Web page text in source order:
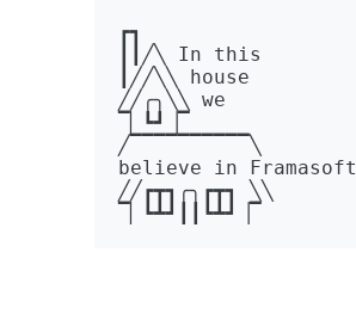
┏┓
┃┃╱╲ In this
┃╱╱╲╲ house
╱╱╭╮╲╲ we
▔▏┗┛▕▔
╱▔▔▔▔▔▔▔▔▔▔╲
believe in Framasoft
╱╱┏┳┓╭╮┏┳┓ ╲╲
▔▏┗┻┛┃┃┗┻┛▕▔